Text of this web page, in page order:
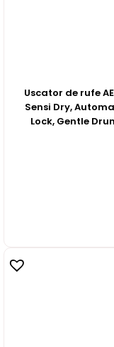
Uscator de rufe
Sensi Dry,
Lock, Gentle